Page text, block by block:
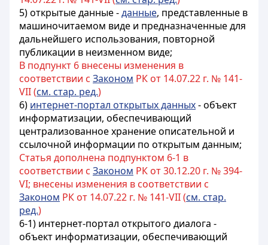
5)открытые данные -данные, представленные в
машиночитаемом виде и предназначенные для
дальнейшего использования, повторной
публикации в неизменном виде;
В подпункт 6 внесены изменения в
соответствии с Законом РК от 14.07.22 г. № 141-
VII (см. стар. ред.)
6) интернет-портал открытых данных-объект
информатизации, обеспечивающий
централизованное хранение описательной и
ссылочной информации по открытым данным;
Статья дополнена подпунктом 6-1 в
соответствии с Законом РК от 30.12.20 г. № 394-
VI; внесены изменения в соответствии с
Законом РК от 14.07.22 г. № 141-VII (см. стар.
ред.)
6-1) интернет-портал открытого диалога -
объект информатизации, обеспечивающий